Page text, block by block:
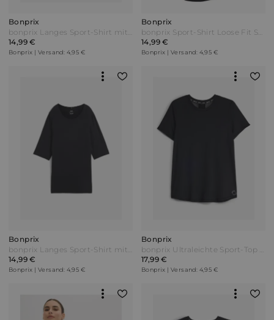
Bonprix
bonprix Langes Sport-Shirt mit Mesh schnelltrocknend Blau
14,99 €
Bonprix | Versand: 4,95 €
Bonprix
bonprix Sport-Shirt Loose Fit Schwarz
14,99 €
Bonprix | Versand: 4,95 €
Bonprix
bonprix Langes Sport-Shirt mit Schlitz schnelltrocknend Schwarz
14,99 €
Bonprix | Versand: 4,95 €
Bonprix
bonprix Ultraleichte Sport-Top mit Mesheinsatz schnelltrocknend Schwarz
17,99 €
Bonprix | Versand: 4,95 €